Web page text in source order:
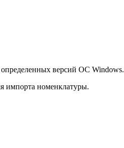
определенных версий ОС Windows.
импорта номенклатуры.